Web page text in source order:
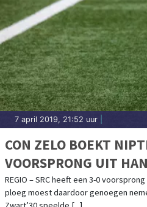
7 april 2019, 21:52 uur
CON ZELO BOEKT
VOORSPRONG UIT
REGIO – SRC heeft een 3-0
ploeg moest daardoor genoegen